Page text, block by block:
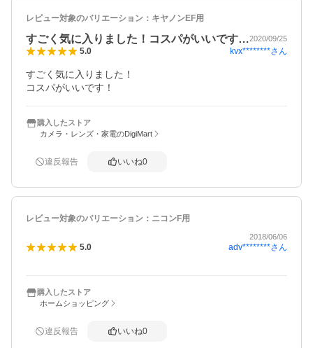
レビュー対象のバリエーション： キヤノンEF用
すごく気に入りました！コスパがいいです…2020/09/25
5.0 kvx********さん
すごく気に入りました！
コスパがいいです！
購入したストア
カメラ・レンズ・家電のDigiMart
違反報告 いいね0
レビュー対象のバリエーション： ニコンF用
2018/06/06
5.0 adv********さん
購入したストア
ホームショッピング
違反報告 いいね0